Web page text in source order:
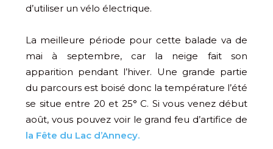
d’utiliser un vélo électrique.
La meilleure période pour cette balade va de
mai à septembre, car la neige fait son
apparition pendant l’hiver. Une grande partie
du parcours est boisé donc la température l’été
se situe entre 20 et 25° C. Si vous venez début
août, vous pouvez voir le grand feu d’artifice de
la Fête du Lac d’Annecy.